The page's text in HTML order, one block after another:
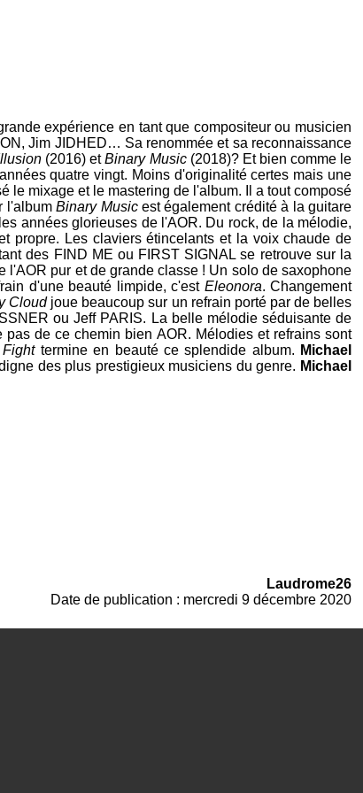
expérience en tant que compositeur ou musicien
,Jim JIDHED… Sa renommée et sa reconnaissance
(2016) etBinary Music(2018)? Et bien comme le
quatre vingt. Moins d'originalité certes mais une
le mixage et le mastering de l'album. Il a tout composé
l'albumBinary Musicest également crédité à la guitare
années glorieuses de l'AOR. Du rock, de la mélodie,
propre. Les claviers étincelants et la voix chaude de
des FIND ME ou FIRST SIGNAL se retrouve sur la
l'AOR pur et de grande classe ! Un solo de saxophone
d'une beauté limpide, c'est Eleonora. Changement
Cloudjoue beaucoup sur un refrain porté par de belles
ouJeff PARIS. La belle mélodie séduisante de
pas de ce chemin bien AOR. Mélodies et refrains sont
Fighttermine en beauté ce splendide album. Michael
des plus prestigieux musiciens du genre. Michael
Laudrome26
Date de publication : mercredi 9 décembre 2020